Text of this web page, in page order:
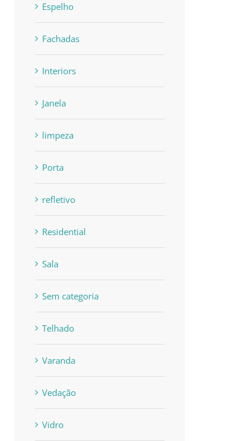
Espelho
Fachadas
Interiors
Janela
limpeza
Porta
refletivo
Residential
Sala
Sem categoria
Telhado
Varanda
Vedação
Vidro